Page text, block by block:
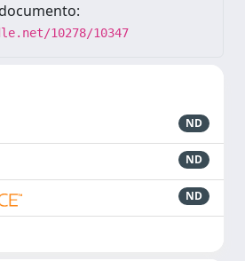
10278/10347
ND
ND
ND